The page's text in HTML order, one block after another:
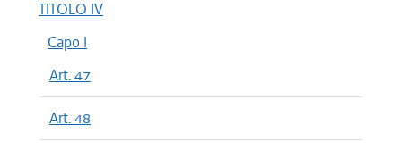
TITOLO IV
Capo I
Art. 47
Art. 48